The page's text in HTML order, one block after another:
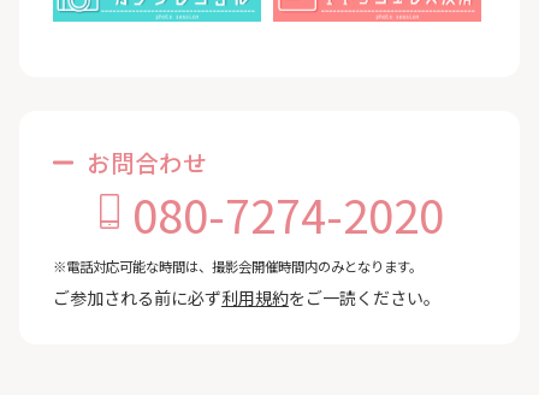
お問合わせ
080-7274-2020
※電話対応可能な時間は、撮影会開催時間内のみとなります。
ご参加される前に必ず利用規約をご一読ください。